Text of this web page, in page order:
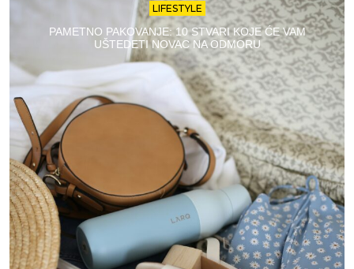
LIFESTYLE
PAMETNO PAKOVANJE: 10 STVARI KOJE ĆE VAM
UŠTEDETI NOVAC NA ODMORU